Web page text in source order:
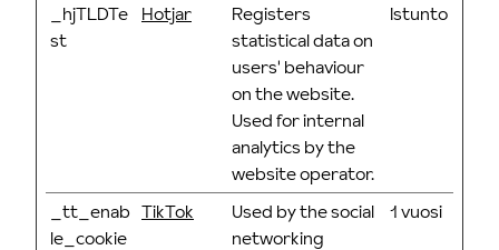
_hjTLDTe
st
Hotjar
Registers
statistical data on
users' behaviour
on the website.
Used for internal
analytics by the
website operator.
Istunto
_tt_enab
le_cookie
TikTok
Used by the social
networking
1 vuosi